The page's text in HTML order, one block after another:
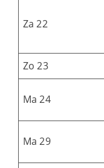
Za 22
Zo 23
Ma 24
Ma 29